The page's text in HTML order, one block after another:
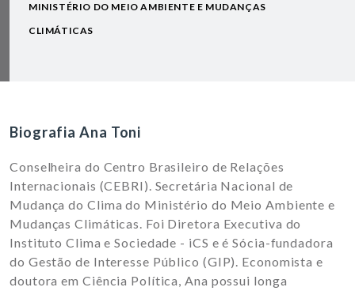
MINISTÉRIO DO MEIO AMBIENTE E MUDANÇAS
CLIMÁTICAS
Biografia Ana Toni
Conselheira do Centro Brasileiro de Relações
Internacionais (CEBRI). Secretária Nacional de
Mudança do Clima do Ministério do Meio Ambiente e
Mudanças Climáticas. Foi Diretora Executiva do
Instituto Clima e Sociedade - iCS e é Sócia-fundadora
do Gestão de Interesse Público (GIP). Economista e
doutora em Ciência Política, Ana possui longa